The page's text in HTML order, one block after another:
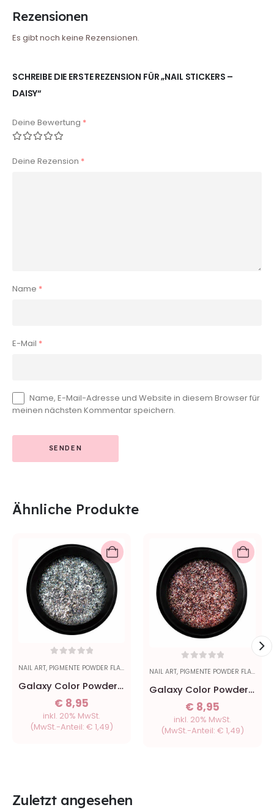
Rezensionen
Es gibt noch keine Rezensionen.
SCHREIBE DIE ERSTE REZENSION FÜR „NAIL STICKERS –
DAISY“
Deine Bewertung *
Deine Rezension *
Name *
E-Mail *
Name, E-Mail-Adresse und Website in diesem Browser für
meinen nächsten Kommentar speichern.
Ähnliche Produkte
NAIL ART, PIGMENTE POWDER FLAKES
Galaxy Color Powder -
Weiß
€ 8,95
inkl. 20% MwSt.
(MwSt.-Anteil: € 1,49)
NAIL ART, PIGMENTE POWDER FLAKES
Galaxy Color Powder -
Rot
€ 8,95
inkl. 20% MwSt.
(MwSt.-Anteil: € 1,49)
Zuletzt angesehen